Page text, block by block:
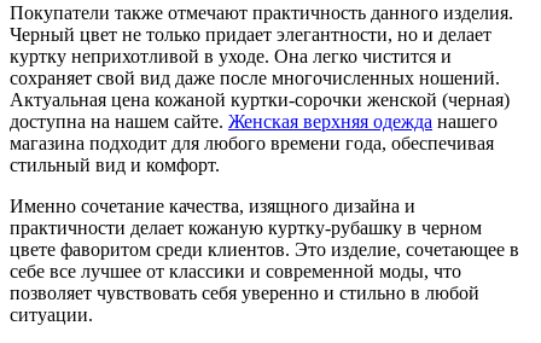
Покупатели также отмечают практичность данного изделия.
Черный цвет не только придает элегантности, но и делает
куртку неприхотливой в уходе. Она легко чистится и
сохраняет свой вид даже после многочисленных ношений.
Актуальная цена кожаной куртки-сорочки женской (черная)
доступна на нашем сайте. Женская верхняя одежда нашего
магазина подходит для любого времени года, обеспечивая
стильный вид и комфорт.
Именно сочетание качества, изящного дизайна и
практичности делает кожаную куртку-рубашку в черном
цвете фаворитом среди клиентов. Это изделие, сочетающее в
себе все лучшее от классики и современной моды, что
позволяет чувствовать себя уверенно и стильно в любой
ситуации.